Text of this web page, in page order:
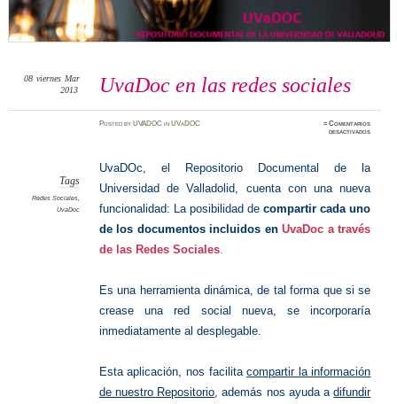
UvaDoc en las redes sociales
08 viernes Mar
2013
PostedbyUVADOC inUVaDOC ≈Comentarios
desactivadosen
sociales
Tags
Redes Sociales,
UvaDoc
UvaDOc, el Repositorio Documental de la
Universidad de Valladolid, cuenta con una nueva
funcionalidad: La posibilidad decompartir cada uno
de los documentos incluidos enUvaDoc a través
de las Redes Sociales.
Es una herramienta dinámica, de tal forma que si se
crease una red social nueva, se incorporaría
inmediatamente al desplegable.
Esta aplicación, nos facilitacompartir la información
de nuestro Repositorio, además nos ayuda adifundir